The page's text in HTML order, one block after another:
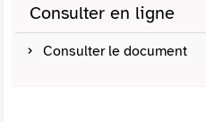
Consulter en ligne
Consulter le document